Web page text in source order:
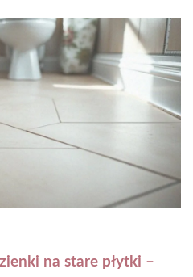
na stare płytki –